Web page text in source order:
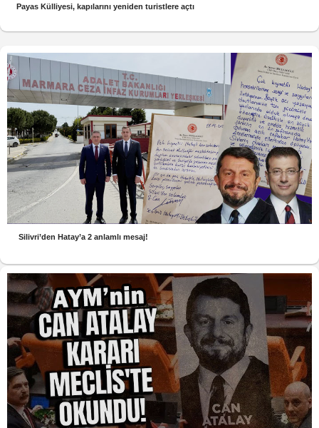
Payas Külliyesi, kapılarını yeniden turistlere açtı
Silivri’den Hatay’a 2 anlamlı mesaj!